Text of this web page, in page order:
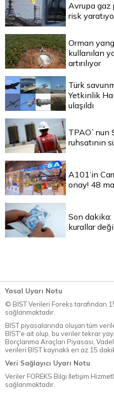
Avrupa gaz
risk
Orman
kullanılan
artırılıyor
Türk
Yetkinlik
ulaşıldı
TPAO`nun
ruhsatının
A101’in
onay! 48
Son dakika:
kurallar
Yasal Uyarı Notu
© BİST Verileri Foreks tarafından
sağlanmaktadır.
BIST piyasalarında oluşan tüm
BIST'e ait olup, bu veriler tekrar
Borçlanma Araçları Piyasası,
verileri BIST kaynaklı en az 15
Veri Sağlayıcı Uyarı Notu
Veriler FOREKS Bilgi İletişim
sağlanmaktadır.